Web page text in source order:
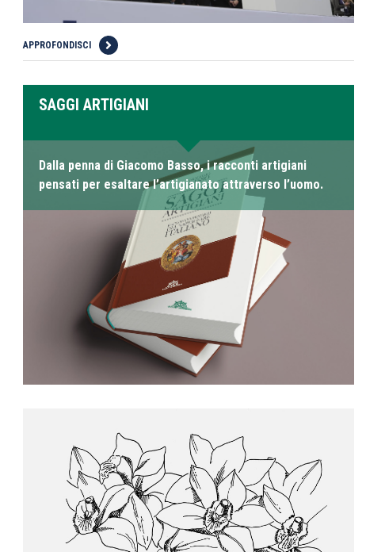
APPROFONDISCI
SAGGI ARTIGIANI
Dalla penna di Giacomo Basso, i racconti artigiani
pensati per esaltare l’artigianato attraverso l’uomo.